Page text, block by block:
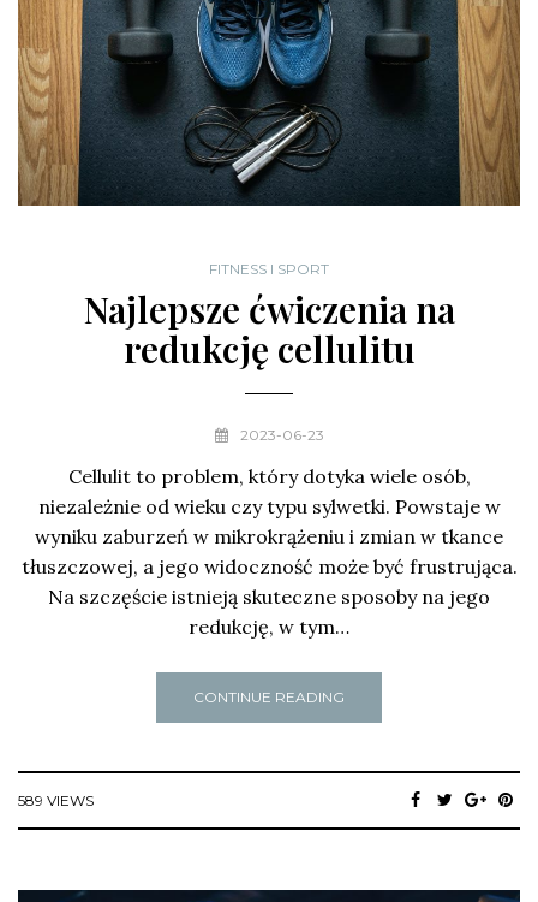
FITNESS I SPORT
Najlepsze ćwiczenia na
redukcję cellulitu
2023-06-23
Cellulit to problem, który dotyka wiele osób,
niezależnie od wieku czy typu sylwetki. Powstaje w
wyniku zaburzeń w mikrokrążeniu i zmian w tkance
tłuszczowej, a jego widoczność może być frustrująca.
Na szczęście istnieją skuteczne sposoby na jego
redukcję, w tym…
CONTINUE READING
589 VIEWS